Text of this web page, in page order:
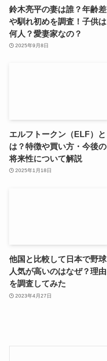
鈴木亮平の妻は誰？年齢差
や馴れ初めを調査！子供は
何人？愛妻家なの？
2025年9月8日
エルフトークン（ELF）と
は？特徴や買い方・今後の
将来性について解説
2025年1月18日
他国と比較して日本で野球
人気が高いのはなぜ？理由
を調査してみた
2023年4月27日